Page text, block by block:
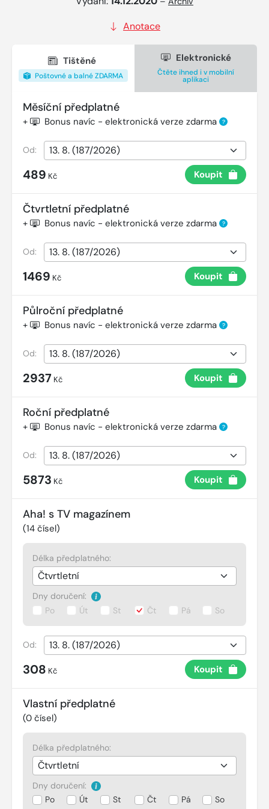
Anotace
Tištěné
Poštovné a balné ZDARMA
Elektronické
Čtěte ihned i v mobilní
aplikaci
Měsíční předplatné
+ Bonus navíc - elektronická verze zdarma ?
Od:
489 Kč Koupit
Čtvrtletní předplatné
+ Bonus navíc - elektronická verze zdarma ?
Od:
1469 Kč Koupit
Půlroční předplatné
+ Bonus navíc - elektronická verze zdarma ?
Od:
2937 Kč Koupit
Roční předplatné
+ Bonus navíc - elektronická verze zdarma ?
Od:
5873 Kč Koupit
Aha! s TV magazínem
(14 čísel)
Délka předplatného:
Dny doručení:
Po
Út St Čt Pá So
Od:
308 Kč Koupit
Vlastní předplatné
(0 čísel)
Délka předplatného:
Dny doručení:
Po
Út St Čt Pá So